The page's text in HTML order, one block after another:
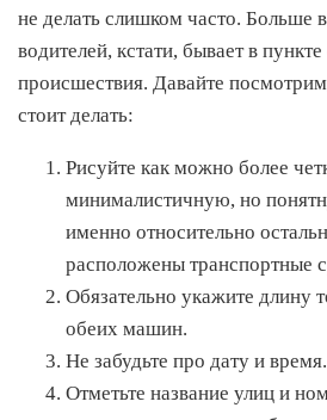
не делать слишком часто. Больше
водителей, кстати, бывает в
происшествия. Давайте
стоит делать:
Рисуйте как можно более
минималистичную, но
именно относительно
расположены транспортные
Обязательно укажите длину
обеих машин.
Не забудьте про дату и время.
Отметьте название улиц и